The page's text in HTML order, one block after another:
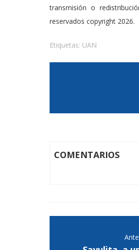
transmisión o
reservados copyright 2026.
Etiquetas: UAN
COMENTARIOS